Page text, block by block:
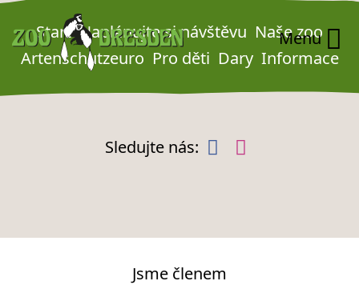
Zum Hauptinhalt springen
Zur Navigation springen
Menu
Start Naplánujte si návštěvu Naše zoo
Artenschutzeuro Pro děti Dary Informace
Sledujte nás:
Jsme členem